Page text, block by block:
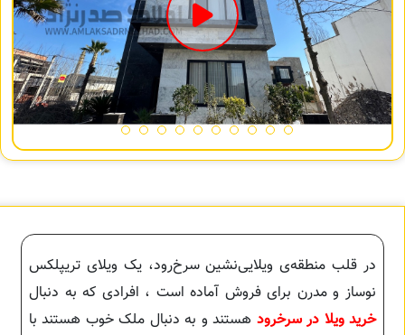
در قلب منطقه‌ی ویلایی‌نشین سرخ‌رود، یک ویلای تریپلکس
نوساز و مدرن برای فروش آماده است ، افرادی که به دنبال
خرید ویلا در سرخرود هستند و به دنبال ملک خوب هستند با